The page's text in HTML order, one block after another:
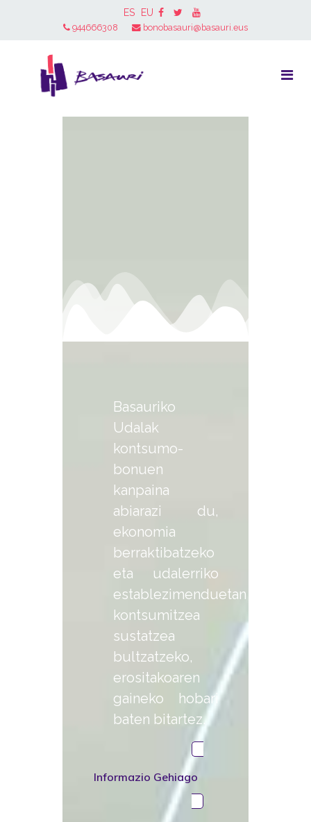
ES EU
944666308 bonobasauri@basauri.eus
Basauriko
Udalak
kontsumo-
bonuen
kanpaina
abiarazi du,
ekonomia
berraktibatzeko
eta udalerriko
establezimenduetan
kontsumitzea
sustatzea
bultzatzeko,
erositakoaren
gaineko hobari
baten bitartez.
Informazio Gehiago